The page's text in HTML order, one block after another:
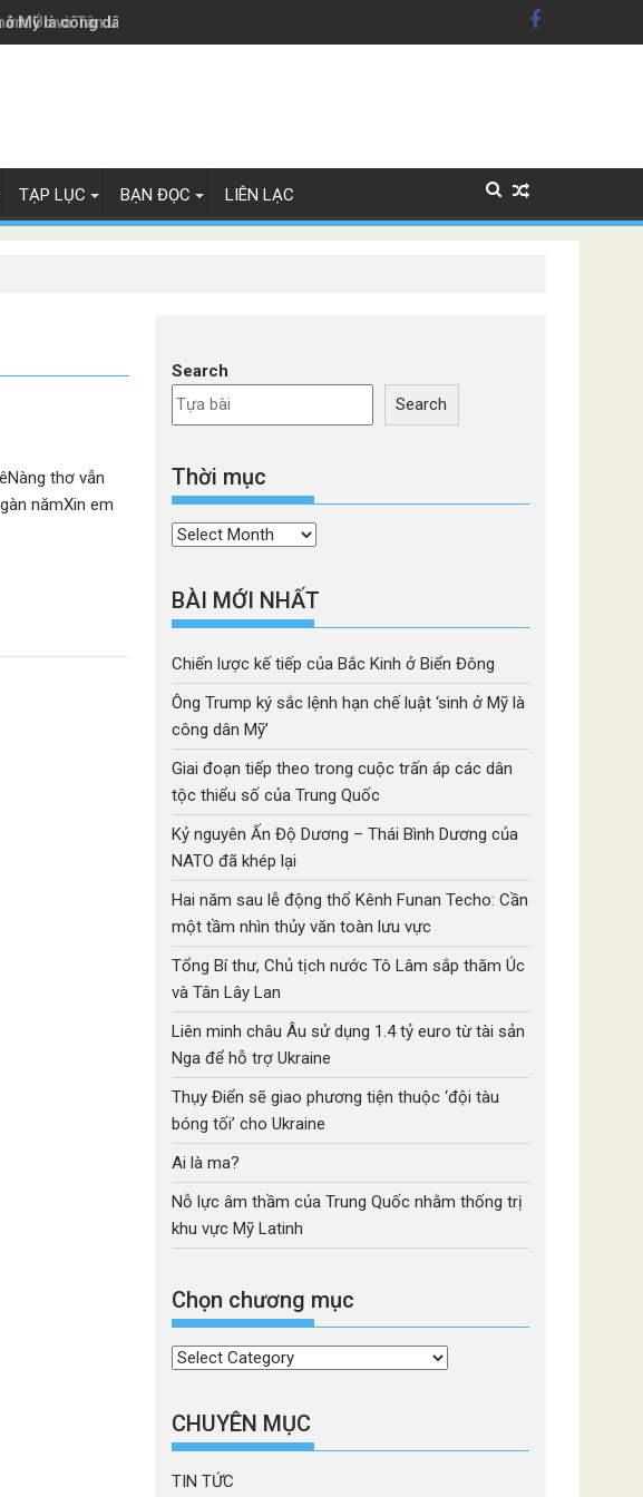
Mỹ là công dân Mỹ'
Úc và Tân Lây Lan
TẠP LỤC BẠN ĐỌC LIÊN LẠC
thơ vẫn
nămXin em
Search
Search
Thời mục
Thời
BÀI MỚI NHẤT
Chiến lược kế tiếp của Bắc Kinh ở Biển Đông
Ông Trump ký sắc lệnh hạn chế luật ‘sinh ở Mỹ là
công dân Mỹ’
Giai đoạn tiếp theo trong cuộc trấn áp các dân
tộc thiểu số của Trung Quốc
Kỷ nguyên Ấn Độ Dương – Thái Bình Dương của
NATO đã khép lại
Hai năm sau lễ động thổ Kênh Funan Techo: Cần
một tầm nhìn thủy văn toàn lưu vực
Tổng Bí thư, Chủ tịch nước Tô Lâm sắp thăm Úc
và Tân Lây Lan
Liên minh châu Âu sử dụng 1.4 tỷ euro từ tài sản
Nga để hỗ trợ Ukraine
Thụy Điển sẽ giao phương tiện thuộc ‘đội tàu
bóng tối’ cho Ukraine
Ai là ma?
Nỗ lực âm thầm của Trung Quốc nhằm thống trị
khu vực Mỹ Latinh
Chọn chương mục
Chọn
mục
CHUYÊN MỤC
TIN TỨC